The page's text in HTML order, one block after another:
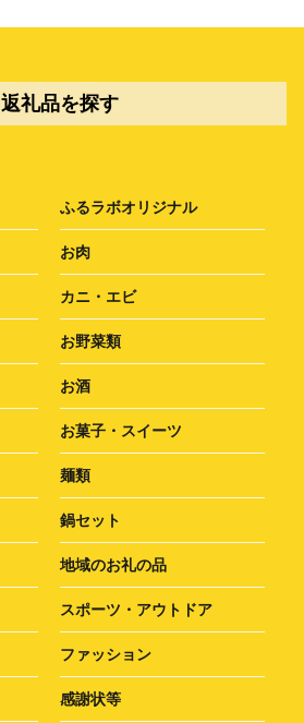
返礼品を探す
ふるラボオリジナル
お肉
カニ・エビ
お野菜類
お酒
お菓子・スイーツ
麺類
鍋セット
地域のお礼の品
スポーツ・アウトドア
ファッション
感謝状等